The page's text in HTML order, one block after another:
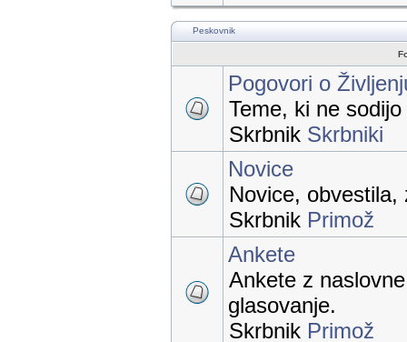
Peskovnik
Pogovori o
Teme, ki ne
Skrbnik Skrbniki
Novice
Novice, obvestila,
Skrbnik Primož
Ankete
Ankete z
glasovanje.
Skrbnik Primož